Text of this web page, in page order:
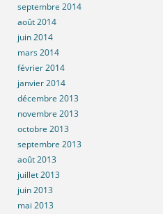
septembre 2014
août 2014
juin 2014
mars 2014
février 2014
janvier 2014
décembre 2013
novembre 2013
octobre 2013
septembre 2013
août 2013
juillet 2013
juin 2013
mai 2013